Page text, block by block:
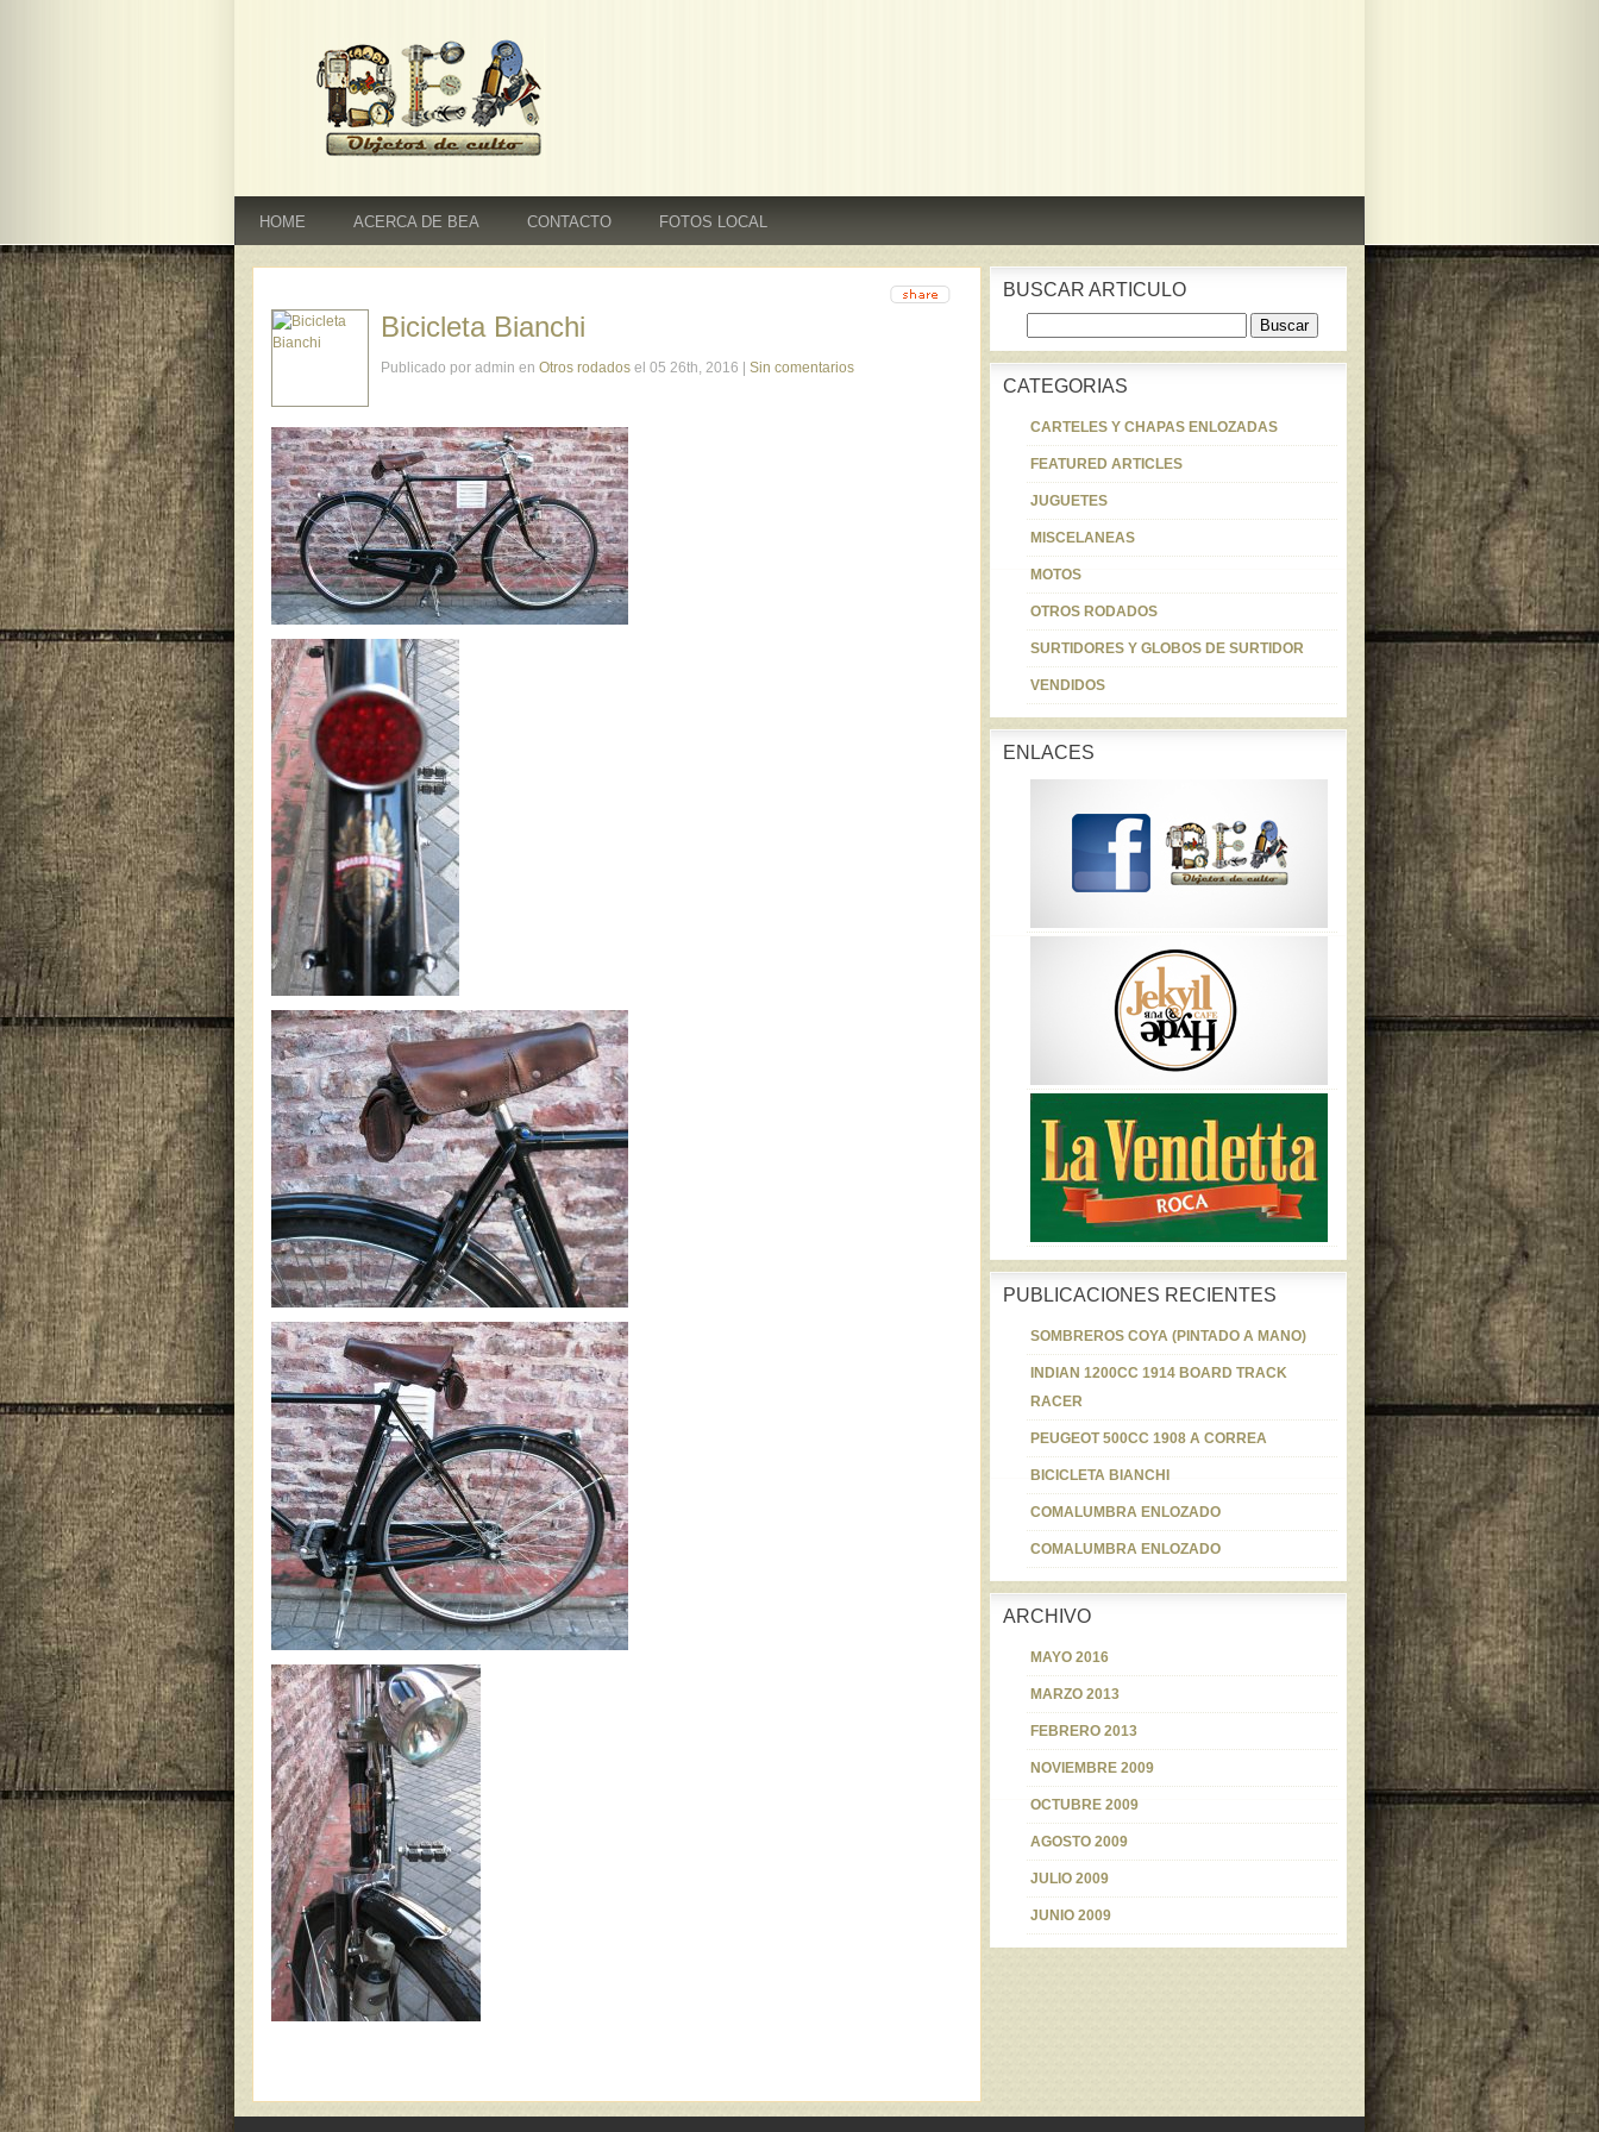
HOME ACERCA DE BEA CONTACTO FOTOS LOCAL
Bicicleta Bianchi
Publicado por admin en Otros rodados el 05 26th, 2016 | Sin comentarios
BUSCAR ARTICULO
CATEGORIAS
CARTELES Y CHAPAS ENLOZADAS
FEATURED ARTICLES
JUGUETES
MISCELANEAS
MOTOS
OTROS RODADOS
SURTIDORES Y GLOBOS DE SURTIDOR
VENDIDOS
ENLACES
PUBLICACIONES RECIENTES
SOMBREROS COYA (PINTADO A MANO)
INDIAN 1200CC 1914 BOARD TRACK
RACER
PEUGEOT 500CC 1908 A CORREA
BICICLETA BIANCHI
COMALUMBRA ENLOZADO
COMALUMBRA ENLOZADO
ARCHIVO
MAYO 2016
MARZO 2013
FEBRERO 2013
NOVIEMBRE 2009
OCTUBRE 2009
AGOSTO 2009
JULIO 2009
JUNIO 2009